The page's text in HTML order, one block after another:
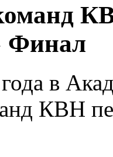
Финал
в
КВН